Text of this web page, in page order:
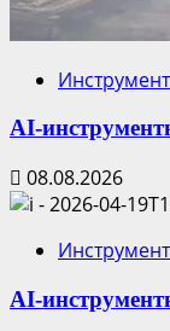
AI-
08.08.2026
AI-